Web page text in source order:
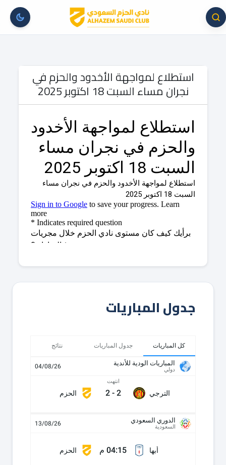
استطلاع لمواجهة الأخدود والحزم في
نجران مساء السبت 18 اكتوبر 2025
جدول المباريات
كل المباريات جدول المباريات نتائج
المباريات الودية للأندية
دولي 04/08/26
الترجي
انتهت
2
-
2 الحزم
الدوري السعودي
السعودية 13/08/26
أبها 04:15 م الحزم